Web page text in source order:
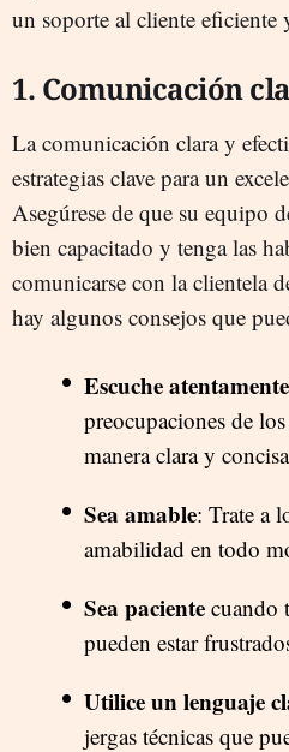
un soporte al cliente eficiente
1. Comunicación
La comunicación clara y
estrategias clave para un
Asegúrese de que su equipo
bien capacitado y tenga las
comunicarse con la clientela
hay algunos consejos que
Escuche atentamente
preocupaciones de
manera clara y
Sea amable: Trate a
amabilidad en todo
Sea paciente cuando
pueden estar
Utilice un lenguaje
jergas técnicas que